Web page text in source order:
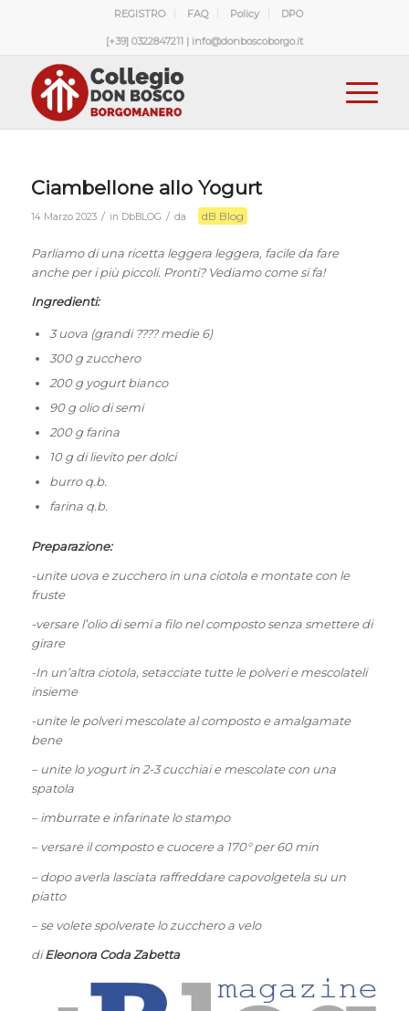
REGISTRO FAQ Policy DPO
[+39] 0322847211 | info@donboscoborgo.it
Ciambellone allo Yogurt
14 Marzo 2023 / in DbBLOG / da dB Blog
Parliamo di una ricetta leggera leggera, facile da fare
anche per i più piccoli. Pronti? Vediamo come si fa!
Ingredienti:
3 uova (grandi ???? medie 6)
300 g zucchero
200 g yogurt bianco
90 g olio di semi
200 g farina
10 g di lievito per dolci
burro q.b.
farina q.b.
Preparazione:
-unite uova e zucchero in una ciotola e montate con le
fruste
-versare l’olio di semi a filo nel composto senza smettere di
girare
-In un’altra ciotola, setacciate tutte le polveri e mescolateli
insieme
-unite le polveri mescolate al composto e amalgamate
bene
– unite lo yogurt in 2-3 cucchiai e mescolate con una
spatola
– imburrate e infarinate lo stampo
– versare il composto e cuocere a 170° per 60 min
– dopo averla lasciata raffreddare capovolgetela su un
piatto
– se volete spolverate lo zucchero a velo
diEleonora Coda Zabetta